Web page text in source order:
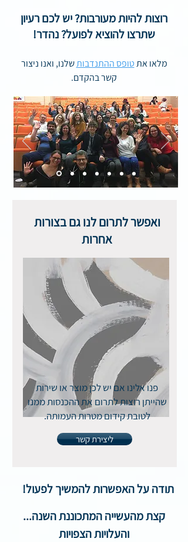
רוצות להיות מעורבות? יש לכם רעיון
שתרצו להוציא לפועל? נהדר!
מלאו אתטופס ההתנדבותשלנו, ואנו ניצור
קשר בהקדם.
ואפשר לתרום לנו גם בצורות
אחרות
פנו אלינו אם יש לכן מוצר או שירות
שהייתן רוצות לתרום את ההכנסות ממנו
לטובת קידום מטרות העמותה.
ליצירת קשר
תודה על האפשרות להמשיך לפעול!
קצת מהעשייה המתכוננת השנה...
והעלויות הצפויות